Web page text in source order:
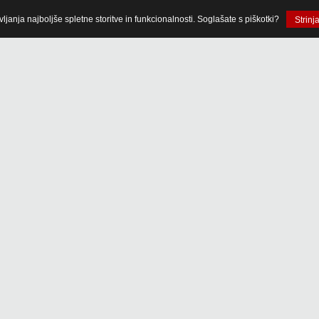
najboljše spletne storitve in funkcionalnosti. Soglašate s piškotki?